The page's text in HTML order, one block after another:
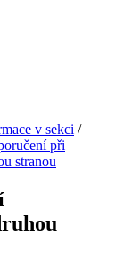
v sekci /
při
stranou